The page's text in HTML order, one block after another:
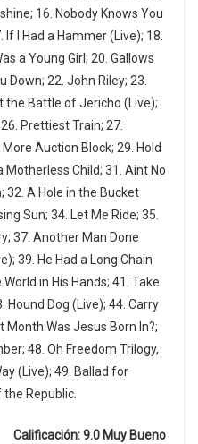
16. Nobody Knows You
I Had a Hammer (Live); 18.
a Young Girl; 20. Gallows
Down; 22. John Riley; 23.
the Battle of Jericho (Live);
Prettiest Train; 27.
Auction Block; 29. Hold
Motherless Child; 31. Aint No
32. A Hole in the Bucket
Sun; 34. Let Me Ride; 35.
37. Another Man Done
39. He Had a Long Chain
in His Hands; 41. Take
Hound Dog (Live); 44. Carry
Month Was Jesus Born In?;
48. Oh Freedom Trilogy,
(Live); 49. Ballad for
Republic.
Calificación: 9.0 Muy Bueno